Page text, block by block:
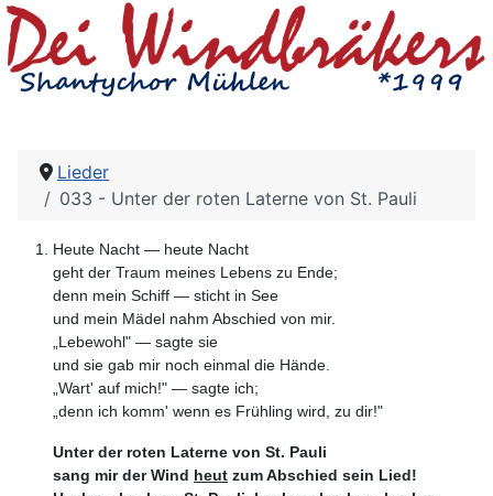
Lieder
033 - Unter der roten Laterne von St. Pauli
Heute Nacht — heute Nacht
geht der Traum meines Lebens zu Ende;
denn mein Schiff — sticht in See
und mein Mädel nahm Abschied von mir.
„Lebewohl" — sagte sie
und sie gab mir noch einmal die Hände.
„Wart' auf mich!" — sagte ich;
„denn ich komm' wenn es Frühling wird, zu dir!"
Unter der roten Laterne von St. Pauli
sang mir der Wind heut zum Abschied sein Lied!